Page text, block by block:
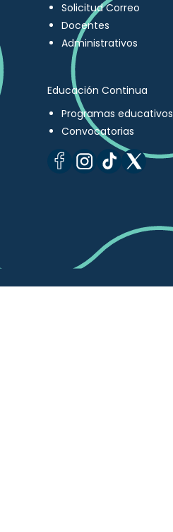
Solicitud Correo
Docentes
Administrativos
Educación Continua
Programas educativos
Convocatorias